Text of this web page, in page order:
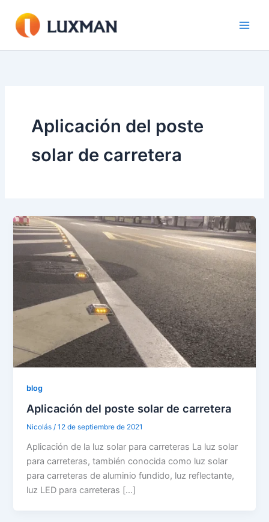
contenido
Aplicación del poste
solar de carretera
blog
Aplicación del poste solar de carretera
Nicolás/12 de septiembre de 2021
Aplicación de la luz solar para carreteras La luz solar
para carreteras, también conocida como luz solar
para carreteras de aluminio fundido, luz reflectante,
luz LED para carreteras […]